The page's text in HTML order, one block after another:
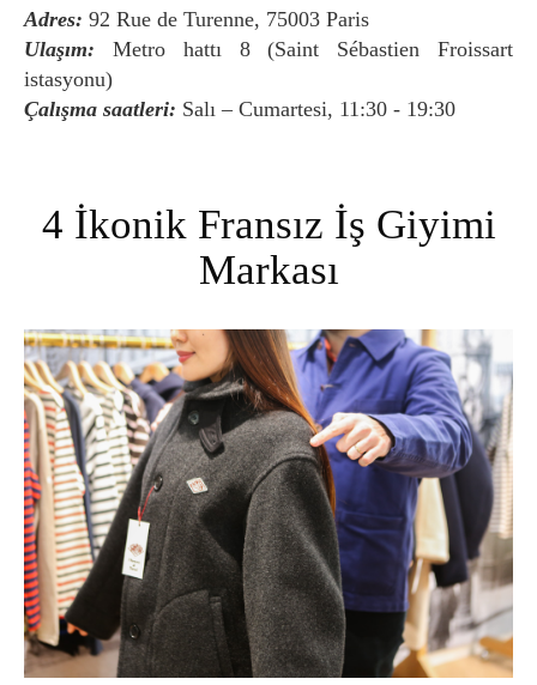
Adres: 92 Rue de Turenne, 75003 Paris
Ulaşım:
Metro hattı 8 (Saint Sébastien Froissart
istasyonu)
Çalışma saatleri: Salı – Cumartesi, 11:30 - 19:30
4 İkonik Fransız İş Giyimi
Markası